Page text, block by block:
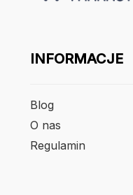
INFORMACJE
Blog
O nas
Regulamin